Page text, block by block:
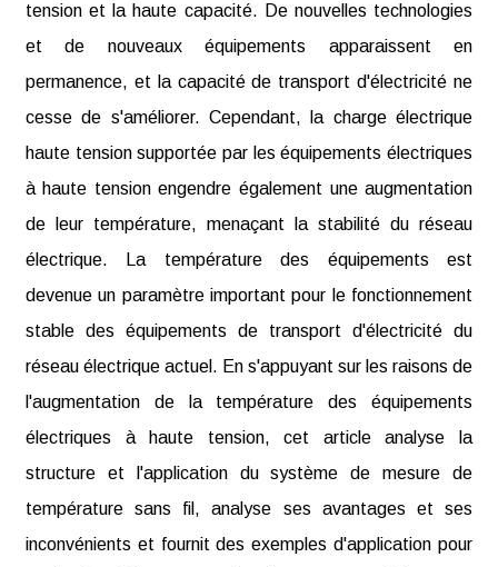
tension et la haute capacité. De nouvelles technologies
et de nouveaux équipements apparaissent en
permanence, et la capacité de transport d'électricité ne
cesse de s'améliorer. Cependant, la charge électrique
haute tension supportée par les équipements électriques
à haute tension engendre également une augmentation
de leur température, menaçant la stabilité du réseau
électrique. La température des équipements est
devenue un paramètre important pour le fonctionnement
stable des équipements de transport d'électricité du
réseau électrique actuel. En s'appuyant sur les raisons de
l'augmentation de la température des équipements
électriques à haute tension, cet article analyse la
structure et l'application du système de mesure de
température sans fil, analyse ses avantages et ses
inconvénients et fournit des exemples d'application pour